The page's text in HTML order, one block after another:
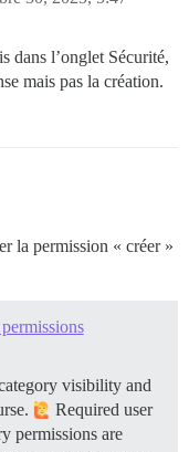
dans l’onglet Sécurité,
mais pas la création.
la permission « créer »
visibility and
Required user
permissions are